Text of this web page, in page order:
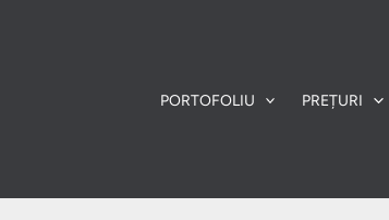
PORTOFOLIU PREȚURI